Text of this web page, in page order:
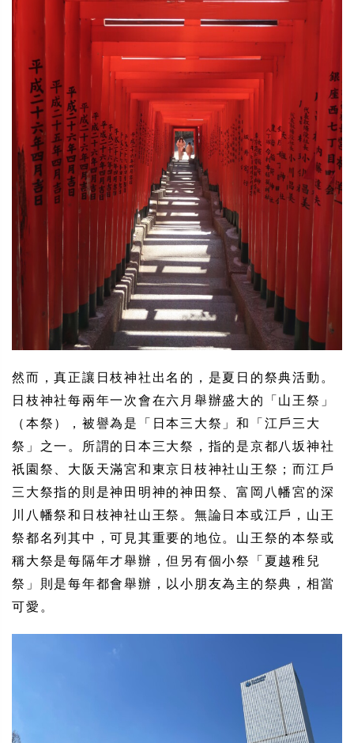
然而，真正讓日枝神社出名的，是夏日的祭典活動。
日枝神社每兩年一次會在六月舉辦盛大的「山王祭」
（本祭），被譽為是「日本三大祭」和「江戶三大
祭」之一。所謂的日本三大祭，指的是京都八坂神社
祇園祭、大阪天滿宮和東京日枝神社山王祭；而江戶
三大祭指的則是神田明神的神田祭、富岡八幡宮的深
川八幡祭和日枝神社山王祭。無論日本或江戶，山王
祭都名列其中，可見其重要的地位。山王祭的本祭或
稱大祭是每隔年才舉辦，但另有個小祭「夏越稚兒
祭」則是每年都會舉辦，以小朋友為主的祭典，相當
可愛。